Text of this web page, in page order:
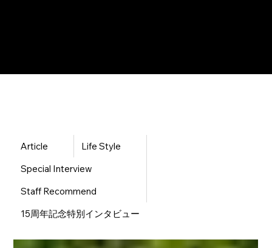
Article
Life Style
Special Interview
Staff Recommend
15周年記念特別インタビュー